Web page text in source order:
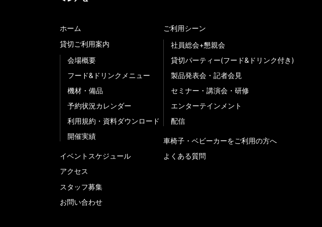
ホーム
貸切ご利用案内
会場概要
フード&ドリンクメニュー
機材・備品
予約状況カレンダー
利用規約・資料ダウンロード
開催実績
イベントスケジュール
アクセス
スタッフ募集
お問い合わせ
ご利用シーン
社員総会+懇親会
貸切パーティー(フード&ドリンク付き)
製品発表会・記者会見
セミナー・講演会・研修
エンターテインメント
配信
車椅子・ベビーカーをご利用の方へ
よくある質問